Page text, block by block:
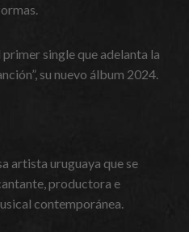
single que adelanta la
su nuevo álbum 2024.
artista uruguaya que se
productora e
contemporánea.